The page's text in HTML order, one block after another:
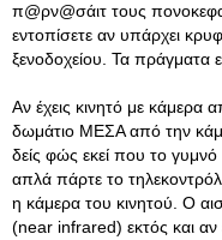
π@ρν@σάιτ τους
εντοπίσετε αν υπάρχει
ξενοδοχείου. Τα πράγματα
Αν έχεις κινητό με κάμερα
δωμάτιο ΜΕΣΑ από την
δείς φώς εκεί που το γυμνό
απλά πάρτε το
η κάμερα του κινητού. Ο
(near infrared) εκτός και αν